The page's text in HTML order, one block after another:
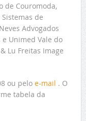
de Couromoda,
de
Advogados
e Unimed Vale do
Lu Freitas Image
ou pelo e-mail . O
tabela da